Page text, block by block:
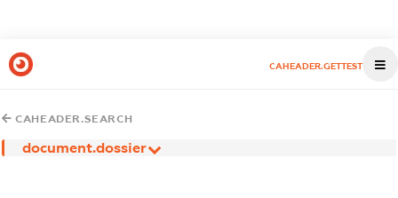
CAHEADER.GETTEST
CAHEADER.SEARCH
document.dossier